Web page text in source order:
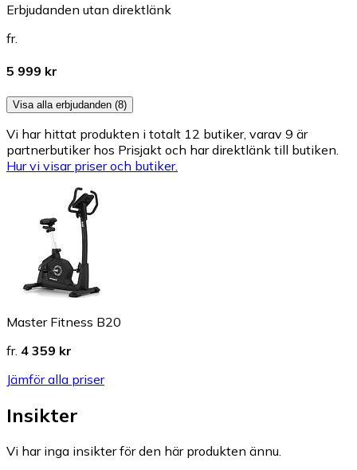
Erbjudanden utan direktlänk
fr.
5 999 kr
Visa alla erbjudanden (8)
Vi har hittat produkten i totalt 12 butiker, varav 9 är
partnerbutiker hos Prisjakt och har direktlänk till butiken.
Hur vi visar priser och butiker.
Master Fitness B20
fr. 4 359 kr
Jämför alla priser
Insikter
Vi har inga insikter för den här produkten ännu.